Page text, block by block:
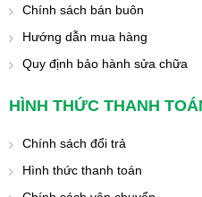
Chính sách bán buôn
Hướng dẫn mua hàng
Quy định bảo hành sửa chữa
HÌNH THỨC THANH
Chính sách đổi trả
Hình thức thanh toán